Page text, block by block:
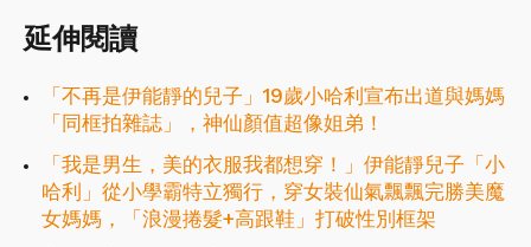
延伸閱讀
「不再是伊能靜的兒子」19歲小哈利宣布出道與媽媽
「同框拍雜誌」，神仙顏值超像姐弟！
「我是男生，美的衣服我都想穿！」伊能靜兒子「小
哈利」從小學霸特立獨行，穿女裝仙氣飄飄完勝美魔
女媽媽，「浪漫捲髮+高跟鞋」打破性別框架